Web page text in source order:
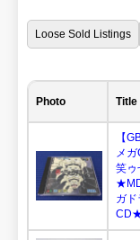
Loose Sold Listings
Photo Title
【
メ
笑ゥ
ガド